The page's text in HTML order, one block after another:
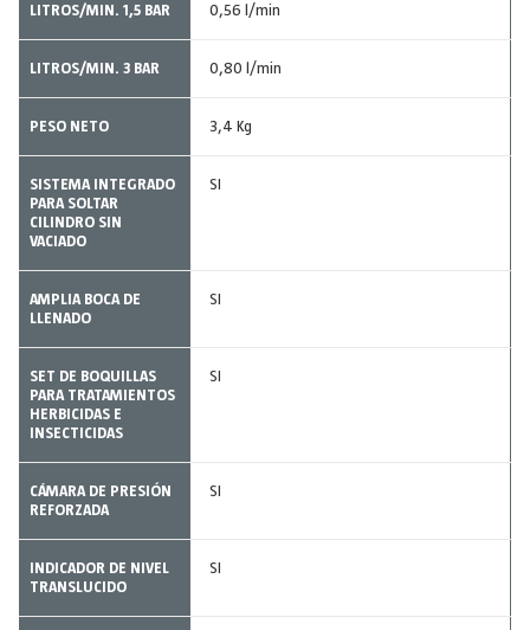
LITROS/MIN. 1,5 BAR 0,56 l/min
LITROS/MIN. 3 BAR 0,80 l/min
PESO NETO 3,4 Kg
SISTEMA INTEGRADO
PARA SOLTAR
CILINDRO SIN
VACIADO
SI
AMPLIA BOCA DE
LLENADO
SI
SET DE BOQUILLAS
PARA TRATAMIENTOS
HERBICIDAS E
INSECTICIDAS
SI
CÁMARA DE PRESIÓN
REFORZADA
SI
INDICADOR DE NIVEL
TRANSLUCIDO
SI